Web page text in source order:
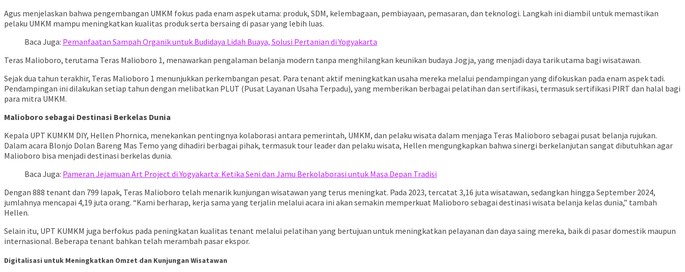
Agus menjelaskan bahwa pengembangan UMKM fokus pada enam aspek utama: produk, SDM, kelembagaan, pembiayaan, pemasaran, dan teknologi. Langkah ini diambil untuk memastikan
pelaku UMKM mampu meningkatkan kualitas produk serta bersaing di pasar yang lebih luas.
Baca Juga: Pemanfaatan Sampah Organik untuk Budidaya Lidah Buaya, Solusi Pertanian di Yogyakarta
Teras Malioboro, terutama Teras Malioboro 1, menawarkan pengalaman belanja modern tanpa menghilangkan keunikan budaya Jogja, yang menjadi daya tarik utama bagi wisatawan.
Sejak dua tahun terakhir, Teras Malioboro 1 menunjukkan perkembangan pesat. Para tenant aktif meningkatkan usaha mereka melalui pendampingan yang difokuskan pada enam aspek tadi.
Pendampingan ini dilakukan setiap tahun dengan melibatkan PLUT (Pusat Layanan Usaha Terpadu), yang memberikan berbagai pelatihan dan sertifikasi, termasuk sertifikasi PIRT dan halal bagi
para mitra UMKM.
Malioboro sebagai Destinasi Berkelas Dunia
Kepala UPT KUMKM DIY, Hellen Phornica, menekankan pentingnya kolaborasi antara pemerintah, UMKM, dan pelaku wisata dalam menjaga Teras Malioboro sebagai pusat belanja rujukan.
Dalam acara Blonjo Dolan Bareng Mas Temo yang dihadiri berbagai pihak, termasuk tour leader dan pelaku wisata, Hellen mengungkapkan bahwa sinergi berkelanjutan sangat dibutuhkan agar
Malioboro bisa menjadi destinasi berkelas dunia.
Baca Juga: Pameran Jejamuan Art Project di Yogyakarta: Ketika Seni dan Jamu Berkolaborasi untuk Masa Depan Tradisi
Dengan 888 tenant dan 799 lapak, Teras Malioboro telah menarik kunjungan wisatawan yang terus meningkat. Pada 2023, tercatat 3,16 juta wisatawan, sedangkan hingga September 2024,
jumlahnya mencapai 4,19 juta orang. “Kami berharap, kerja sama yang terjalin melalui acara ini akan semakin memperkuat Malioboro sebagai destinasi wisata belanja kelas dunia,” tambah
Hellen.
Selain itu, UPT KUMKM juga berfokus pada peningkatan kualitas tenant melalui pelatihan yang bertujuan untuk meningkatkan pelayanan dan daya saing mereka, baik di pasar domestik maupun
internasional. Beberapa tenant bahkan telah merambah pasar ekspor.
Digitalisasi untuk Meningkatkan Omzet dan Kunjungan Wisatawan